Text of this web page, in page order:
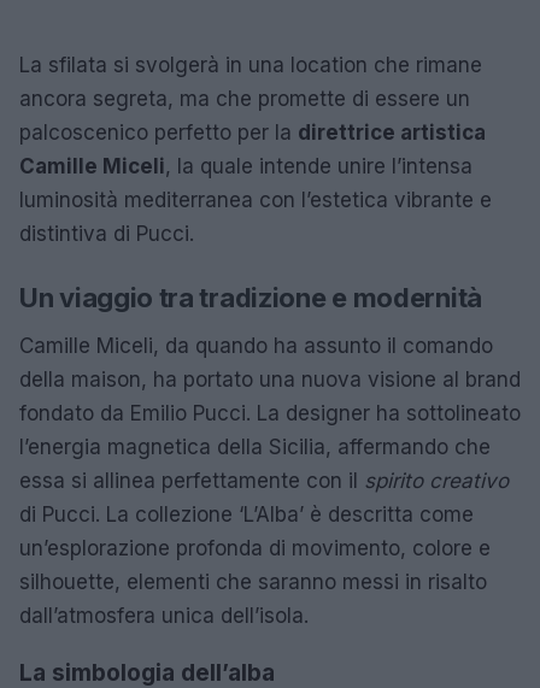
La sfilata si svolgerà in una location che rimane
ancora segreta, ma che promette di essere un
palcoscenico perfetto per la direttrice artistica
Camille Miceli, la quale intende unire l’intensa
luminosità mediterranea con l’estetica vibrante e
distintiva di Pucci.
Un viaggio tra tradizione e modernità
Camille Miceli, da quando ha assunto il comando
della maison, ha portato una nuova visione al brand
fondato da Emilio Pucci. La designer ha sottolineato
l’energia magnetica della Sicilia, affermando che
essa si allinea perfettamente con il spirito creativo
di Pucci. La collezione ‘L’Alba’ è descritta come
un’esplorazione profonda di movimento, colore e
silhouette, elementi che saranno messi in risalto
dall’atmosfera unica dell’isola.
La simbologia dell’alba